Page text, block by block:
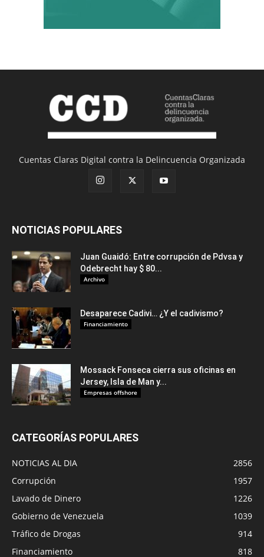
Cuentas Claras Digital contra la Delincuencia Organizada
NOTICIAS POPULARES
Juan Guaidó: Entre corrupción de Pdvsa y
Odebrecht hay $ 80...
Archivo
Desaparece Cadivi… ¿Y el cadivismo?
Financiamiento
Mossack Fonseca cierra sus oficinas en
Jersey, Isla de Man y...
Empresas offshore
CATEGORÍAS POPULARES
NOTICIAS AL DIA
2856
Corrupción
1957
Lavado de Dinero
1226
Gobierno de Venezuela
1039
Tráfico de Drogas
914
Financiamiento
818